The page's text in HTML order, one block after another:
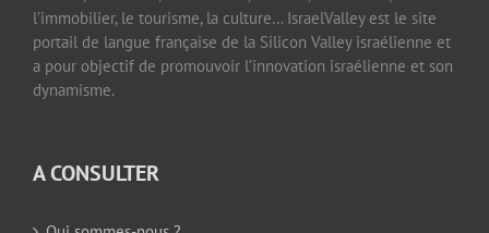
l’immobilier, le tourisme, la culture… IsraelValley est le site
portail de langue française de la Silicon Valley israélienne et
a pour objectif de promouvoir l’innovation israélienne et son
dynamisme.
A CONSULTER